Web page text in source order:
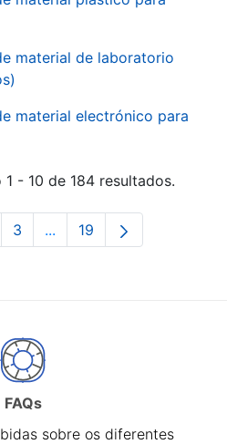
material de laboratorio
material electrónico para
- 10 de 184 resultados.
Páxina
3 ...Páxinas intermedias Use
Páxina
19
FAQs
sobre os diferentes